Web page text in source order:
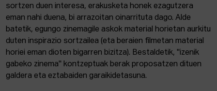
sortzen duen interesa, erakusketa honek ezagutzera
eman nahi duena, bi arrazoitan oinarrituta dago. Alde
batetik, egungo zinemagile askok material horietan aurkitu
duten inspirazio sortzailea (eta beraien filmetan material
horiei eman dioten bigarren bizitza). Bestaldetik, "izenik
gabeko zinema" kontzeptuak berak proposatzen dituen
galdera eta eztabaiden garaikidetasuna.